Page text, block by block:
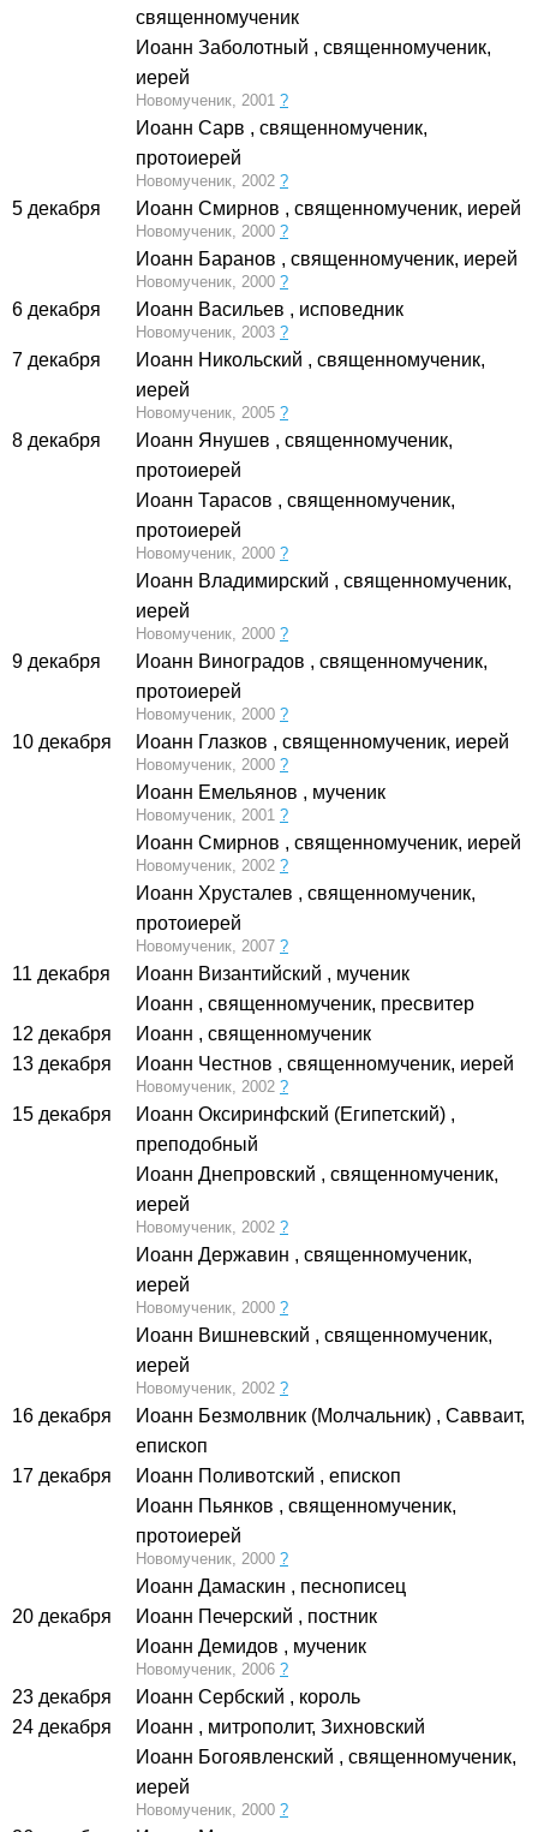
священномученик
Иоанн Заболотный , священномученик,
иерей
Новомученик, 2001 ?
Иоанн Сарв , священномученик,
протоиерей
Новомученик, 2002 ?
5 декабря Иоанн Смирнов , священномученик, иерей
Новомученик, 2000 ?
Иоанн Баранов , священномученик, иерей
Новомученик, 2000 ?
6 декабря Иоанн Васильев , исповедник
Новомученик, 2003 ?
7 декабря Иоанн Никольский , священномученик,
иерей
Новомученик, 2005 ?
8 декабря Иоанн Янушев , священномученик,
протоиерей
Иоанн Тарасов , священномученик,
протоиерей
Новомученик, 2000 ?
Иоанн Владимирский , священномученик,
иерей
Новомученик, 2000 ?
9 декабря Иоанн Виноградов , священномученик,
протоиерей
Новомученик, 2000 ?
10 декабря Иоанн Глазков , священномученик, иерей
Новомученик, 2000 ?
Иоанн Емельянов , мученик
Новомученик, 2001 ?
Иоанн Смирнов , священномученик, иерей
Новомученик, 2002 ?
Иоанн Хрусталев , священномученик,
протоиерей
Новомученик, 2007 ?
11 декабря Иоанн Византийский , мученик
Иоанн , священномученик, пресвитер
12 декабря
Иоанн , священномученик
13 декабря
Иоанн Честнов , священномученик, иерей
Новомученик, 2002 ?
15 декабря Иоанн Оксиринфский (Египетский) ,
преподобный
Иоанн Днепровский , священномученик,
иерей
Новомученик, 2002 ?
Иоанн Державин , священномученик,
иерей
Новомученик, 2000 ?
Иоанн Вишневский , священномученик,
иерей
Новомученик, 2002 ?
16 декабря Иоанн Безмолвник (Молчальник) , Савваит,
епископ
17 декабря
Иоанн Поливотский , епископ
Иоанн Пьянков , священномученик,
протоиерей
Новомученик, 2000 ?
Иоанн Дамаскин , песнописец
20 декабря
Иоанн Печерский , постник
Иоанн Демидов , мученик
Новомученик, 2006 ?
23 декабря Иоанн Сербский , король
24 декабря
Иоанн , митрополит, Зихновский
Иоанн Богоявленский , священномученик,
иерей
Новомученик, 2000 ?